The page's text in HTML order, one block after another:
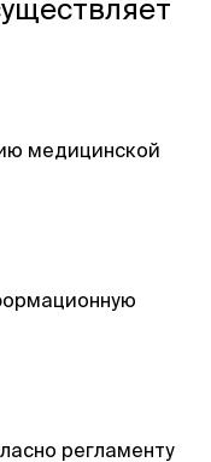
медицинской
регламенту